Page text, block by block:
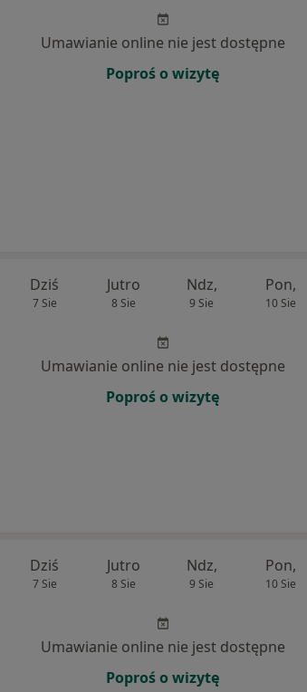
Umawianie online nie jest dostępne
Poproś o wizytę
Dziś
7 Sie
Jutro
8 Sie
Ndz,
9 Sie
Pon,
10 Sie
Umawianie online nie jest dostępne
Poproś o wizytę
Dziś
7 Sie
Jutro
8 Sie
Ndz,
9 Sie
Pon,
10 Sie
Umawianie online nie jest dostępne
Poproś o wizytę